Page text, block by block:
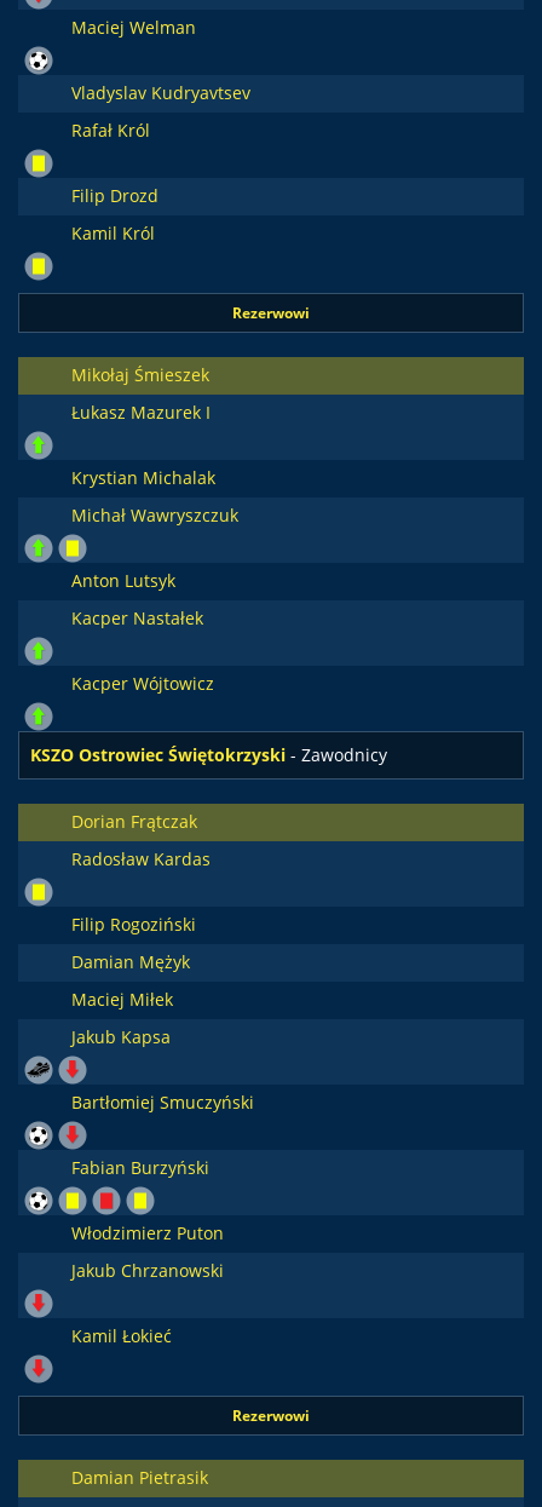
Maciej Welman
Vladyslav Kudryavtsev
Rafał Król
Filip Drozd
Kamil Król
Rezerwowi
Mikołaj Śmieszek
Łukasz Mazurek I
Krystian Michalak
Michał Wawryszczuk
Anton Lutsyk
Kacper Nastałek
Kacper Wójtowicz
KSZO Ostrowiec Świętokrzyski - Zawodnicy
Dorian Frątczak
Radosław Kardas
Filip Rogoziński
Damian Mężyk
Maciej Miłek
Jakub Kapsa
Bartłomiej Smuczyński
Fabian Burzyński
Włodzimierz Puton
Jakub Chrzanowski
Kamil Łokieć
Rezerwowi
Damian Pietrasik